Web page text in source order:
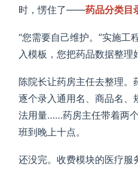
时，愣住了——药品分类目
“您需要自己维护。”实施工
入模板，您把药品数据整理
陈院长让药房主任去整理
逐个录入通用名、商品名、
法用量……药房主任带着两
班到晚上十点。
还没完。收费模块的医疗